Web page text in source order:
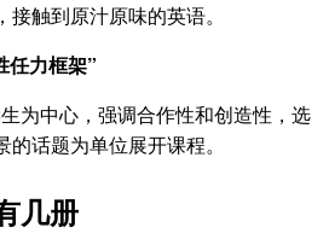
触到原汁原味的英语。
任力框架”
为中心，强调合作性和创造性，选
话题为单位展开课程。
几册